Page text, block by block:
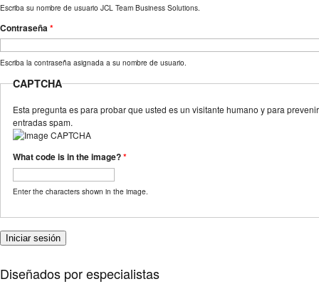
Escriba su nombre de usuario JCL Team Business Solutions.
Contraseña*
Escriba la contraseña asignada a su nombre de usuario.
CAPTCHA
Esta pregunta es para probar que usted es un visitante humano y para prevenir
entradas spam.
What code is in the image?*
Enter the characters shown in the image.
Diseñados por especialistas